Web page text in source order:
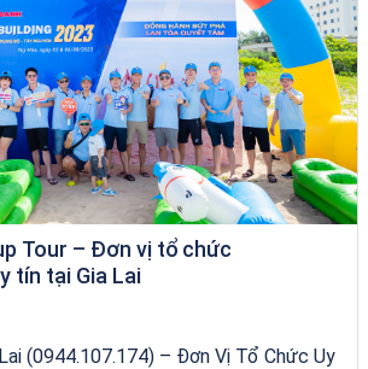
Tour – Đơn vị tổ chức
tín tại Gia Lai
(0944.107.174) – Đơn Vị Tổ Chức Uy